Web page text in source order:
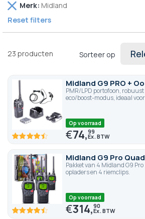
23 producten Sorteer op
Midland G9 PRO +
PMR/LPD portofoon,
eco/boost-modus, ideaal
89.4100
Op voorraad
€74,99
Midland G9 Pro
Pakket van 4 Midland G9 Pro
opladers en 4 riemclips.
89.2100
Op voorraad
€314,90
Merk Midland
dit
artikel
Reset filters